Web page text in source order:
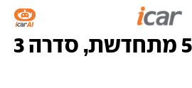
ב.מ.וו: סדרה 5 מתחדשת, סדרה 3